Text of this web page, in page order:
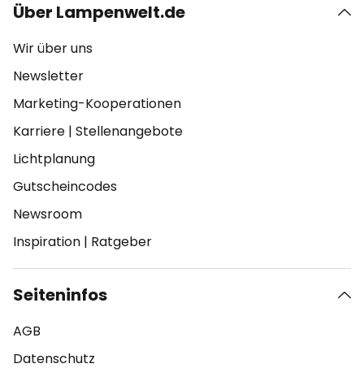
Über Lampenwelt.de
Wir über uns
Newsletter
Marketing-Kooperationen
Karriere | Stellenangebote
Lichtplanung
Gutscheincodes
Newsroom
Inspiration | Ratgeber
Seiteninfos
AGB
Datenschutz